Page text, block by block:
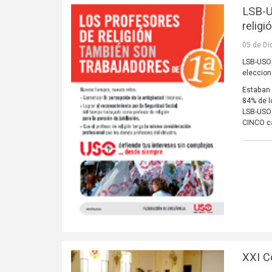
LSB-
05 de
LSB-
84% de
LSB-
CINCO
XXI